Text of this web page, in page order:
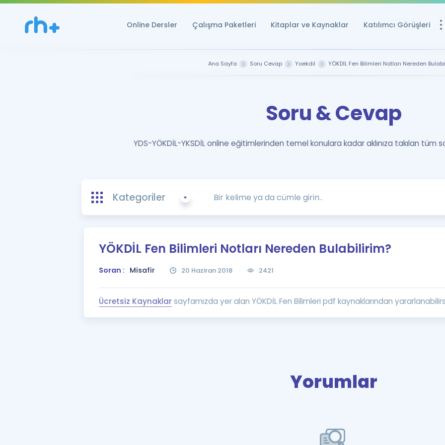
Online Dersler Çalışma Paketleri Kitaplar ve Kaynaklar Katılımcı Görüşleri
Ücretsiz
YDS ve YÖKDİL
YDS ve YÖKDİL
Tüm ÖSYM
Eğitim ve
İngilizce
Ana Sayfa Soru Cevap Yoekdil YÖKDİL Fen Bilimleri Notları Nereden
Soru & Cevap
YDS-YÖKDİL-YKSDİL online eğitimlerinden temel konulara kadar aklınıza takılan tüm
Kategoriler
YÖKDİL Fen Bilimleri Notları Nereden Bulabilirim?
Soran : Misafir 20 Haziran 2018 2421
Ücretsiz Kaynaklarsayfamızda yer alan YÖKDİL Fen Bilimleri pdf kaynaklarından
Yorumlar